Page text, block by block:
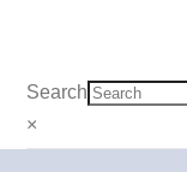
Search
×